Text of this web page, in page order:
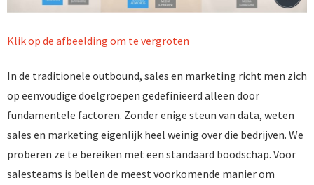
Klik op de afbeelding om te vergroten
In de traditionele outbound, sales en marketing richt men zich
op eenvoudige doelgroepen gedefinieerd alleen door
fundamentele factoren. Zonder enige steun van data, weten
sales en marketing eigenlijk heel weinig over die bedrijven. We
proberen ze te bereiken met een standaard boodschap. Voor
salesteams is bellen de meest voorkomende manier om